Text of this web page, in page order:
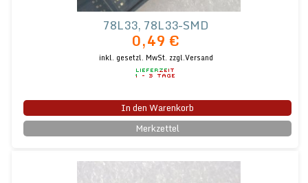
78L33, 78L33-SMD
0,49 €
inkl. gesetzl. MwSt. zzgl.Versand
In den Warenkorb
Merkzettel